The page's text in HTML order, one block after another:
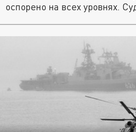
оспорено на всех уровнях.